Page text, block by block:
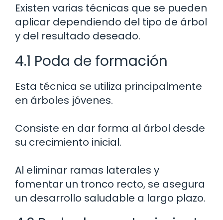
Existen varias técnicas que se pueden
aplicar dependiendo del tipo de árbol
y del resultado deseado.
4.1 Poda de formación
Esta técnica se utiliza principalmente
en árboles jóvenes.
Consiste en dar forma al árbol desde
su crecimiento inicial.
Al eliminar ramas laterales y
fomentar un tronco recto, se asegura
un desarrollo saludable a largo plazo.